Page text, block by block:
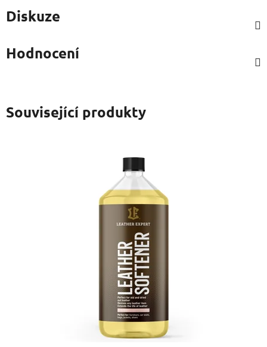
Diskuze
Hodnocení
Související produkty